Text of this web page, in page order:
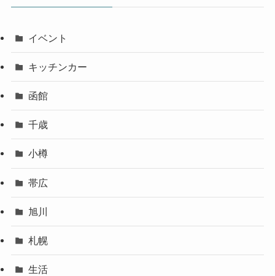
イベント
キッチンカー
函館
千歳
小樽
帯広
旭川
札幌
生活